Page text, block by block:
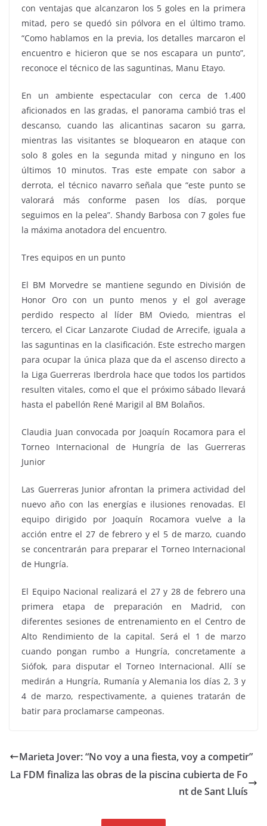
con ventajas que alcanzaron los 5 goles en la primera
mitad, pero se quedó sin pólvora en el último tramo.
“Como hablamos en la previa, los detalles marcaron el
encuentro e hicieron que se nos escapara un punto”,
reconoce el técnico de las saguntinas, Manu Etayo.
En un ambiente espectacular con cerca de 1.400
aficionados en las gradas, el panorama cambió tras el
descanso, cuando las alicantinas sacaron su garra,
mientras las visitantes se bloquearon en ataque con
solo 8 goles en la segunda mitad y ninguno en los
últimos 10 minutos. Tras este empate con sabor a
derrota, el técnico navarro señala que “este punto se
valorará más conforme pasen los días, porque
seguimos en la pelea”. Shandy Barbosa con 7 goles fue
la máxima anotadora del encuentro.
Tres equipos en un punto
El BM Morvedre se mantiene segundo en División de
Honor Oro con un punto menos y el gol average
perdido respecto al líder BM Oviedo, mientras el
tercero, el Cicar Lanzarote Ciudad de Arrecife, iguala a
las saguntinas en la clasificación. Este estrecho margen
para ocupar la única plaza que da el ascenso directo a
la Liga Guerreras Iberdrola hace que todos los partidos
resulten vitales, como el que el próximo sábado llevará
hasta el pabellón René Marigil al BM Bolaños.
Claudia Juan convocada por Joaquín Rocamora para el
Torneo Internacional de Hungría de las Guerreras
Junior
Las Guerreras Junior afrontan la primera actividad del
nuevo año con las energías e ilusiones renovadas. El
equipo dirigido por Joaquín Rocamora vuelve a la
acción entre el 27 de febrero y el 5 de marzo, cuando
se concentrarán para preparar el Torneo Internacional
de Hungría.
El Equipo Nacional realizará el 27 y 28 de febrero una
primera etapa de preparación en Madrid, con
diferentes sesiones de entrenamiento en el Centro de
Alto Rendimiento de la capital. Será el 1 de marzo
cuando pongan rumbo a Hungría, concretamente a
Siófok, para disputar el Torneo Internacional. Allí se
medirán a Hungría, Rumanía y Alemania los días 2, 3 y
4 de marzo, respectivamente, a quienes tratarán de
batir para proclamarse campeonas.
Marieta Jover: “No voy a una fiesta, voy a competir”
La FDM finaliza las obras de la piscina cubierta de Fo
nt de Sant Lluís